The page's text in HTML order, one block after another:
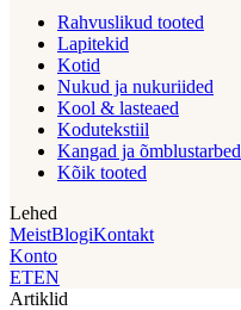
Rahvuslikud tooted
Lapitekid
Kotid
Nukud ja nukuriided
Kool & lasteaed
Kodutekstiil
Kangad ja õmblustarbed
Kõik tooted
Lehed
MeistBlogiKontakt
Konto
ETEN
Artiklid